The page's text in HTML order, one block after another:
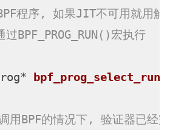
程序, 如果JIT不可用就用
BPF_PROG_RUN()宏执行
用BPF的情况下, 验证器已经